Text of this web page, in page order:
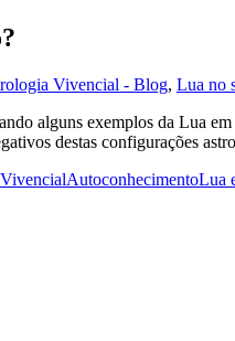
Vivencial - Blog, Lua no
alguns exemplos da Lua
destas configurações
AutoconhecimentoLua